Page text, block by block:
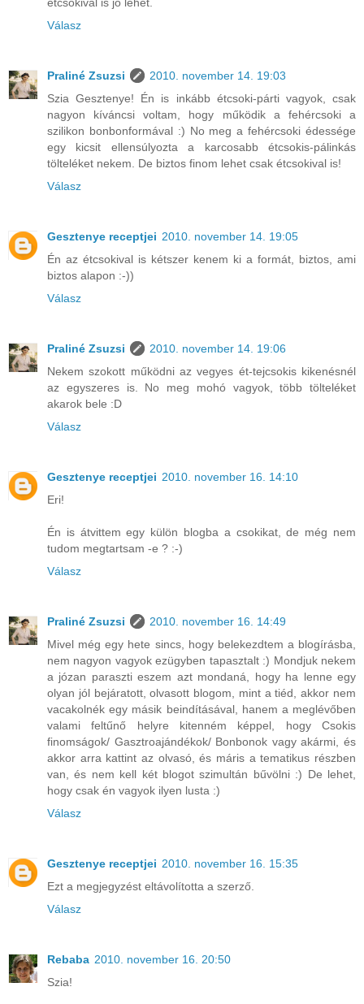
Válasz
Praliné Zsuzsi
2010. november 14. 19:03
Szia Gesztenye! Én is inkább étcsoki-párti vagyok, csak
nagyon kíváncsi voltam, hogy működik a fehércsoki a
szilikon bonbonformával :) No meg a fehércsoki édessége
egy kicsit ellensúlyozta a karcosabb étcsokis-pálinkás
tölteléket nekem. De biztos finom lehet csak étcsokival is!
Válasz
Gesztenye receptjei 2010. november 14. 19:05
Én az étcsokival is kétszer kenem ki a formát, biztos, ami
biztos alapon :-))
Válasz
Praliné Zsuzsi
2010. november 14. 19:06
Nekem szokott működni az vegyes ét-tejcsokis kikenésnél
az egyszeres is. No meg mohó vagyok, több tölteléket
akarok bele :D
Válasz
Gesztenye receptjei 2010. november 16. 14:10
Eri!
Én is átvittem egy külön blogba a csokikat, de még nem
tudom megtartsam -e ? :-)
Válasz
Praliné Zsuzsi
2010. november 16. 14:49
Mivel még egy hete sincs, hogy belekezdtem a blogírásba,
nem nagyon vagyok ezügyben tapasztalt :) Mondjuk nekem
a józan paraszti eszem azt mondaná, hogy ha lenne egy
olyan jól bejáratott, olvasott blogom, mint a tiéd, akkor nem
vacakolnék egy másik beindításával, hanem a meglévőben
valami feltűnő helyre kitenném képpel, hogy Csokis
finomságok/ Gasztroajándékok/ Bonbonok vagy akármi, és
akkor arra kattint az olvasó, és máris a tematikus részben
van, és nem kell két blogot szimultán bűvölni :) De lehet,
hogy csak én vagyok ilyen lusta :)
Válasz
Gesztenye receptjei 2010. november 16. 15:35
Ezt a megjegyzést eltávolította a szerző.
Válasz
Rebaba 2010. november 16. 20:50
Szia!